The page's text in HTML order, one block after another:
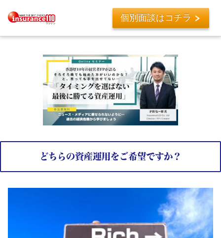
個別面談はコチラ
どちらの資産運用をご希望ですか？